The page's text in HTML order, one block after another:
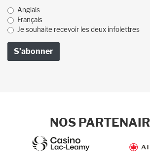
Anglais
Français
Je souhaite recevoir les deux infolettres
NOS